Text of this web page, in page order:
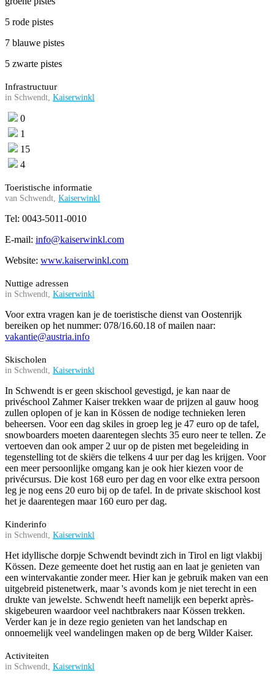
5 rode pistes
7 blauwe pistes
5 zwarte pistes
Infrastructuur
in Schwendt, Kaiserwinkl
0
1
15
4
Toeristische informatie
van Schwendt, Kaiserwinkl
Tel: 0043-5011-0010
E-mail: info@kaiserwinkl.com
Website: www.kaiserwinkl.com
Nuttige adressen
in Schwendt, Kaiserwinkl
Voor extra vragen kan je de toeristische dienst van Oostenrijk
bereiken op het nummer: 078/16.60.18 of mailen naar:
vakantie@austria.info
Skischolen
in Schwendt, Kaiserwinkl
In Schwendt is er geen skischool gevestigd, je kan naar de
privéschool Zahmer Kaiser trekken waar de prijzen al gauw hoog
zullen oplopen of je kan in Kössen de nodige technieken leren
beheersen. Voor een dag skiles in groep leg je 47 euro op de tafel,
snowboarders moeten daarentegen slechts 35 euro neer te tellen. Ze
vertoeven dan ook amper 2 uur op de pisten met begeleiding in
tegenstelling tot de skiërs die telkens 4 uur per dag les krijgen. Voor
een meer persoonlijke omgang kan je ook hier kiezen voor de
privécursus. Die kost 168 euro per dag en voor elke extra persoon
leg je nog eens 20 euro bij op de tafel. In de private skischool kost
het je daarentegen maar 160 euro per dag.
Kinderinfo
in Schwendt, Kaiserwinkl
Het idyllische dorpje Schwendt bevindt zich in Tirol en ligt vlakbij
Kössen. Deze gemeente doet het rustig aan en laat je genieten van
een wintervakantie zonder meer. Hier kan je gebruik maken van een
uitgebreid pistenetwerk, maar 's avonds kom je niet terecht in een
drukte van jewelste. Schwendt heeft namelijk een beperkt après-
skigebeuren waardoor veel nachtbrakers naar Kössen trekken.
Verder kan je in deze regio genieten van het landschap en
onnoemelijk veel wandelingen maken op de berg Wilder Kaiser.
Activiteiten
in Schwendt, Kaiserwinkl